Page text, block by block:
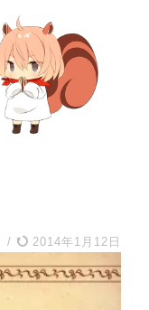
/ 2014年1月12日